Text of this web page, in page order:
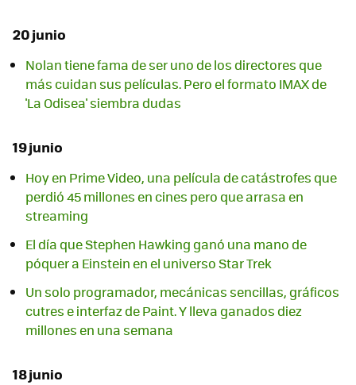
20 junio
Nolan tiene fama de ser uno de los directores que
más cuidan sus películas. Pero el formato IMAX de
'La Odisea' siembra dudas
19 junio
Hoy en Prime Video, una película de catástrofes que
perdió 45 millones en cines pero que arrasa en
streaming
El día que Stephen Hawking ganó una mano de
póquer a Einstein en el universo Star Trek
Un solo programador, mecánicas sencillas, gráficos
cutres e interfaz de Paint. Y lleva ganados diez
millones en una semana
18 junio